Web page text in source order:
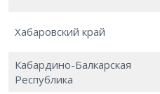
Хабаровский край
Кабардино-Балкарская
Республика